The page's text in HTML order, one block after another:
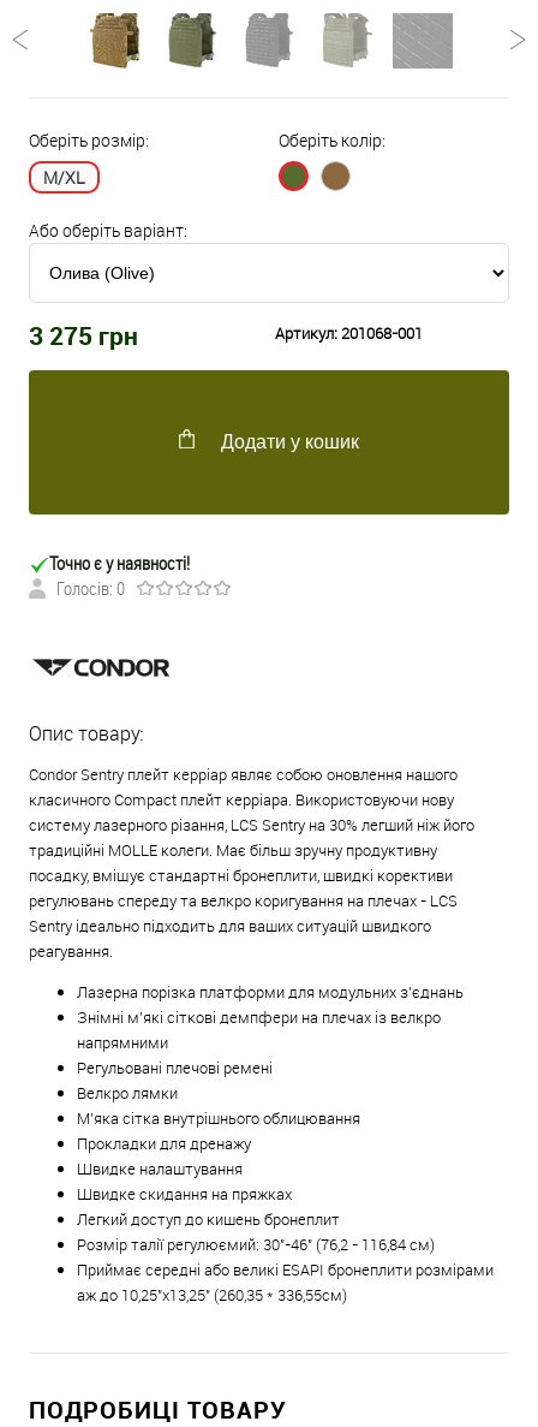
Оберіть розмір:
M/XL
Оберіть колір:
Або оберіть варіант:
3 275 грн Артикул: 201068-001
Додати у кошик
Точно є у наявності!
Голосів: 0
Опис товару:
Condor Sentry плейт керріар являє собою оновлення нашого
класичного Compact плейт керріара. Використовуючи нову
систему лазерного різання, LCS Sentry на 30% легший ніж його
традиційні MOLLE колеги. Має більш зручну продуктивну
посадку, вміщує стандартні бронеплити, швидкі корективи
регулювань спереду та велкро коригування на плечах - LCS
Sentry ідеально підходить для ваших ситуацій швидкого
реагування.
Лазерна порізка платформи для модульних з'єднань
Знімні м'які сіткові демпфери на плечах із велкро
напрямними
Регульовані плечові ремені
Велкро лямки
М'яка сітка внутрішнього облицювання
Прокладки для дренажу
Швидке налаштування
Швидке скидання на пряжках
Легкий доступ до кишень бронеплит
Розмір талії регулюємий: 30"-46" (76,2 - 116,84 см)
Приймає середні або великі ESAPI бронеплити розмірами
аж до 10,25"х13,25" (260,35 * 336,55см)
ПОДРОБИЦІ ТОВАРУ